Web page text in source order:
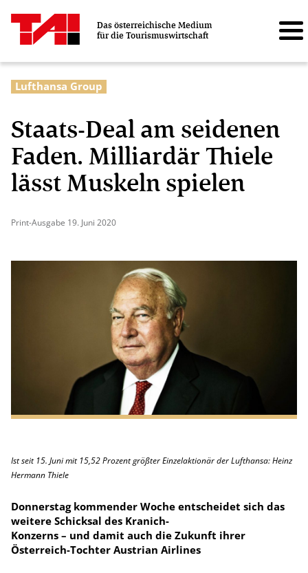
Das österreichische Medium
für die Tourismuswirtschaft
Lufthansa Group
Staats-Deal am seidenen
Faden. Milliardär Thiele
lässt Muskeln spielen
Print-Ausgabe 19. Juni 2020
Ist seit 15. Juni mit 15,52 Prozent größter Einzelaktionär der Lufthansa: Heinz
Hermann Thiele
Donnerstag kommender Woche entscheidet sich das
weitere Schicksal des Kranich-
Konzerns – und damit auch die Zukunft ihrer
Österreich-Tochter Austrian Airlines